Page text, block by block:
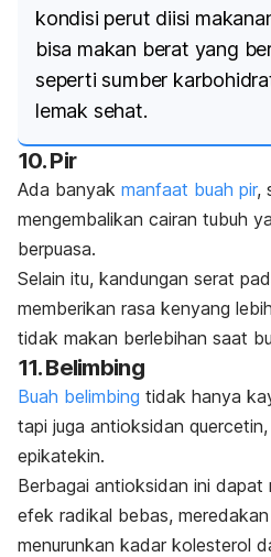
kondisi perut diisi
bisa makan berat yang
seperti sumber
lemak sehat.
10. Pir
Ada banyak manfaat buah pir,
mengembalikan cairan tubuh
berpuasa.
Selain itu, kandungan serat
memberikan rasa kenyang
tidak makan berlebihan saat
11. Belimbing
Buah belimbing tidak hanya
tapi juga antioksidan
epikatekin.
Berbagai antioksidan ini dapat
efek radikal bebas,
menurunkan kadar kolesterol